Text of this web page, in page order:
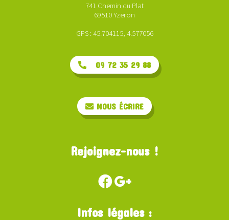
741 Chemin du Plat
69510 Yzeron
GPS : 45.704115, 4.577056
09 72 35 29 88
NOUS ÉCRIRE
Rejoignez-nous !
Infos légales :